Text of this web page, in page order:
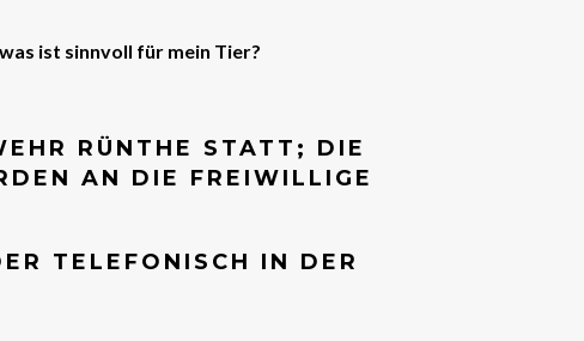
ist sinnvoll für mein Tier?
RÜNTHE STATT; DIE
AN DIE FREIWILLIGE
TELEFONISCH IN DER